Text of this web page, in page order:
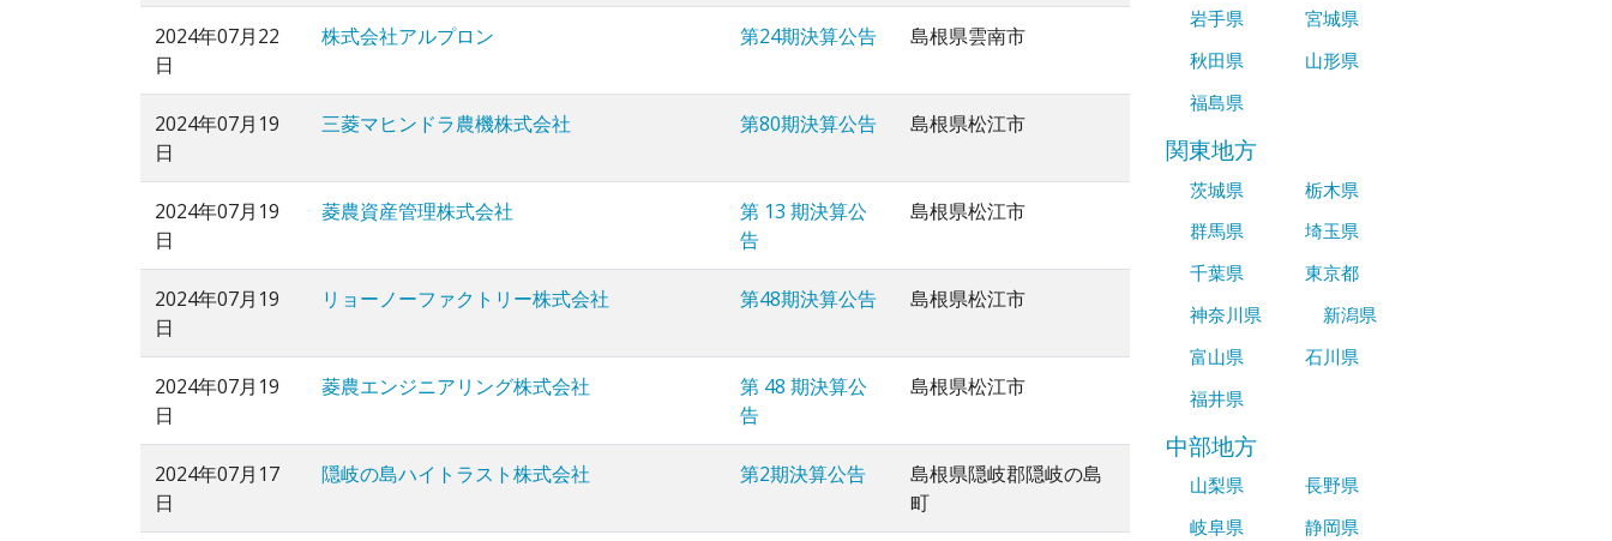
2024年07月22
日
株式会社アルプロン 第24期決算公告 島根県雲南市
2024年07月19
日
三菱マヒンドラ農機株式会社 第80期決算公告 島根県松江市
2024年07月19
日
菱農資産管理株式会社
第 13 期決算公
告
島根県松江市
2024年07月19
日
リョーノーファクトリー株式会社 第48期決算公告 島根県松江市
2024年07月19
日
菱農エンジニアリング株式会社
第 48 期決算公
告
島根県松江市
2024年07月17
日
隠岐の島ハイトラスト株式会社 第2期決算公告
島根県隠岐郡隠岐の島
町
岩手県
宮城県
秋田県
山形県
福島県
関東地方
茨城県
栃木県
群馬県
埼玉県
千葉県
東京都
神奈川県
新潟県
富山県
石川県
福井県
中部地方
山梨県
長野県
岐阜県
静岡県